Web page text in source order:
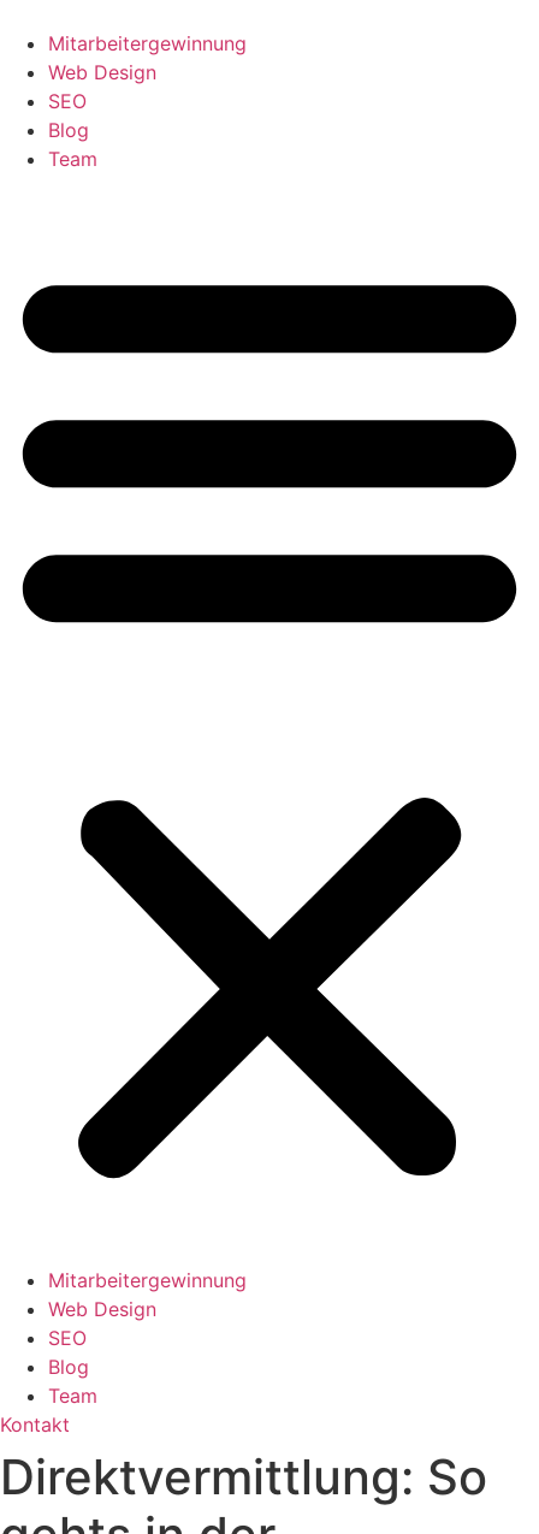
Inhalt
springen
Mitarbeitergewinnung
Web Design
SEO
Blog
Team
Mitarbeitergewinnung
Web Design
SEO
Blog
Team
Kontakt
Direktvermittlung: So